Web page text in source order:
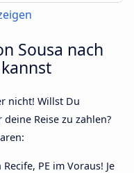
Sousa nach
nicht! Willst Du
Reise zu zahlen?
PE im Voraus! Je